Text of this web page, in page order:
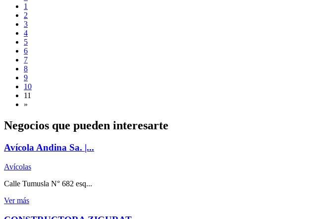
1
2
3
4
5
6
7
8
9
10
11
»
Negocios que pueden interesarte
Avícola Andina Sa. |...
Avícolas
Calle Tumusla N° 682 esq...
Ver más